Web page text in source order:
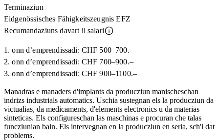
Terminaziun
Eidgenössisches Fähigkeitszeugnis EFZ
Recumandaziuns davart il salari
1. onn d’emprendissadi: CHF 500–700.–
2. onn d’emprendissadi: CHF 700–900.–
3. onn d’emprendissadi: CHF 900–1100.–
Manadras e manaders d'implants da producziun manischeschan
indrizs industrials automatics. Uschia sustegnan els la producziun da
victualias, da medicaments, d'elements electronics u da materias
sinteticas. Els configureschan las maschinas e procuran che talas
funcziunian bain. Els intervegnan en la producziun en seria, sch'i dat
problems.